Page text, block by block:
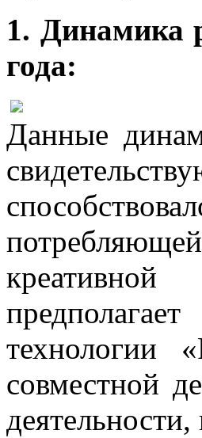
1. Динамика
года:
Данные
технологии
совместной